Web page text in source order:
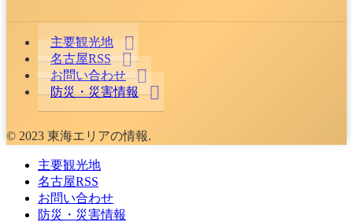
主要観光地
名古屋RSS
お問い合わせ
防災・災害情報
© 2023 東海エリアの情報.
主要観光地
名古屋RSS
お問い合わせ
防災・災害情報